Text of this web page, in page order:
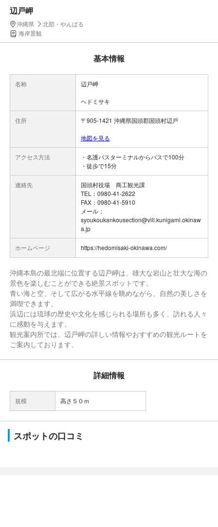
辺戸岬
沖縄県
北部・やんばる
海岸景観
基本情報
名称 辺戸岬
ヘドミサキ
住所 〒905-1421 沖縄県国頭郡国頭村辺戸
地図を見る
アクセス方法
・名護バスターミナルからバスで100分
・徒歩で15分
連絡先
国頭村役場 商工観光課
TEL：0980-41-2622
FAX：0980-41-5910
メール：
syoukoukankousection@vill.kunigami.okinaw
a.jp
ホームページ https://hedomisaki-okinawa.com/
沖縄本島の最北端に位置する辺戸岬は、雄大な岩山と壮大な海の
景色を楽しむことができる絶景スボットです。
青い海と空、そして広がる水平線を眺めながら、自然の美しさを
満喫できます。
浜辺には琉球の歴史や文化を感じられる場所も多く、訪れる人々
に感動を与えます。
観光案内所では、辺戸岬の詳しい情報やおすすめの観光ルートを
ご案内しております。
詳細情報
規模 高さ５０ｍ
スポットの口コミ